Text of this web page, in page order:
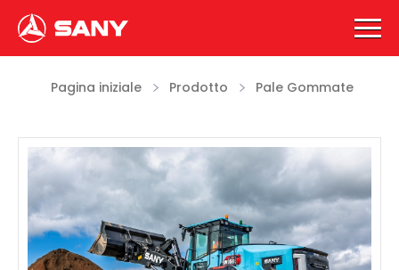
Pagina iniziale Prodotto Pale Gommate